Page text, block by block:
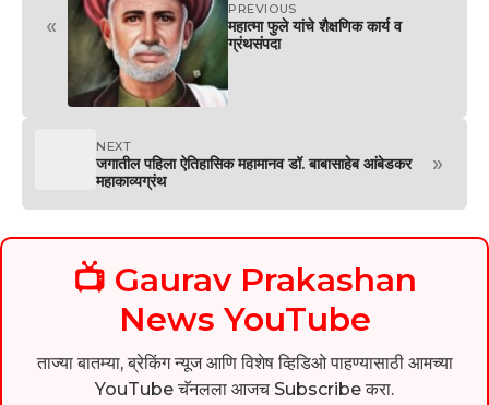
«
PREVIOUS
महात्मा फुले यांचे शैक्षणिक कार्य व
ग्रंथसंपदा
NEXT
जगातील पहिला ऐतिहासिक महामानव डॉ. बाबासाहेब आंबेडकर
महाकाव्यग्रंथ
»
📺 Gaurav Prakashan
News YouTube
ताज्या बातम्या, ब्रेकिंग न्यूज आणि विशेष व्हिडिओ पाहण्यासाठी आमच्या
YouTube चॅनलला आजच Subscribe करा.